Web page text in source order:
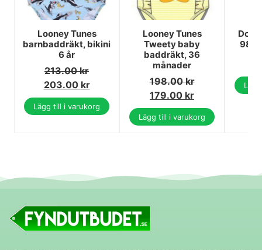
Looney Tunes
barnbaddräkt, bikini
6 år
213.00kr
203.00 kr
Lägg till i varukorg
Looney Tunes
Tweety baby
baddräkt, 36
månader
198.00kr
179.00 kr
Lägg till i varukorg
Dora
98